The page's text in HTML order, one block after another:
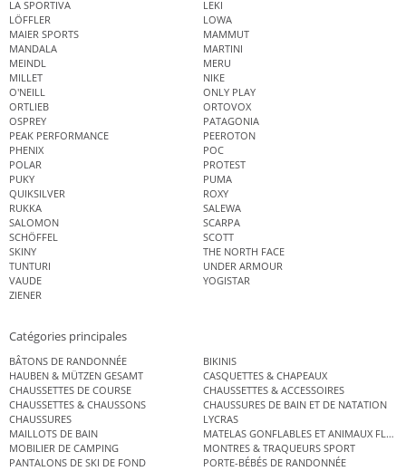
LA SPORTIVA
LEKI
LÖFFLER
LOWA
MAIER SPORTS
MAMMUT
MANDALA
MARTINI
MEINDL
MERU
MILLET
NIKE
O'NEILL
ONLY PLAY
ORTLIEB
ORTOVOX
OSPREY
PATAGONIA
PEAK PERFORMANCE
PEEROTON
PHENIX
POC
POLAR
PROTEST
PUKY
PUMA
QUIKSILVER
ROXY
RUKKA
SALEWA
SALOMON
SCARPA
SCHÖFFEL
SCOTT
SKINY
THE NORTH FACE
TUNTURI
UNDER ARMOUR
VAUDE
YOGISTAR
ZIENER
Catégories principales
BÂTONS DE RANDONNÉE
BIKINIS
HAUBEN & MÜTZEN GESAMT
CASQUETTES & CHAPEAUX
CHAUSSETTES DE COURSE
CHAUSSETTES & ACCESSOIRES
CHAUSSETTES & CHAUSSONS
CHAUSSURES DE BAIN ET DE NATATION
CHAUSSURES
LYCRAS
MAILLOTS DE BAIN
MATELAS GONFLABLES ET ANIMAUX
MOBILIER DE CAMPING
MONTRES & TRAQUEURS SPORT
PANTALONS DE SKI DE FOND
PORTE-BÉBÉS DE RANDONNÉE